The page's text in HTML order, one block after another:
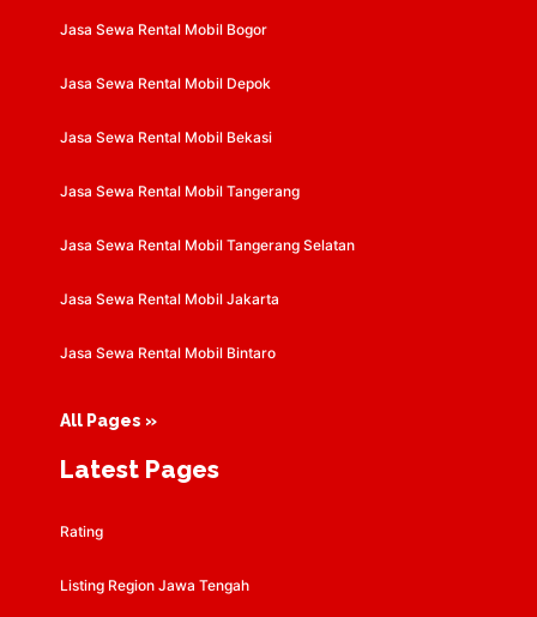
Jasa Sewa Rental Mobil Bogor
Jasa Sewa Rental Mobil Depok
Jasa Sewa Rental Mobil Bekasi
Jasa Sewa Rental Mobil Tangerang
Jasa Sewa Rental Mobil Tangerang Selatan
Jasa Sewa Rental Mobil Jakarta
Jasa Sewa Rental Mobil Bintaro
All Pages »
Latest Pages
Rating
Listing Region Jawa Tengah